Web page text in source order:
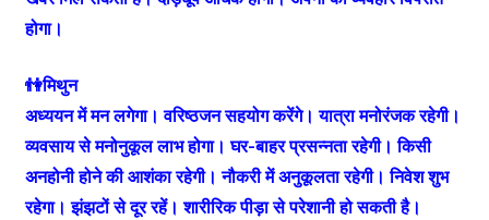
होगा।
👫मिथुन
अध्ययन में मन लगेगा। वरिष्ठजन सहयोग करेंगे। यात्रा मनोरंजक रहेगी।
व्यवसाय से मनोनुकूल लाभ होगा। घर-बाहर प्रसन्नता रहेगी। किसी
अनहोनी होने की आशंका रहेगी। नौकरी में अनुकूलता रहेगी। निवेश शुभ
रहेगा। झंझटों से दूर रहें। शारीरिक पीड़ा से परेशानी हो सकती है।